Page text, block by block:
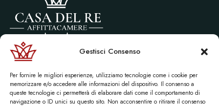
Gestisci Consenso
Per fornire le migliori esperienze, utilizziamo tecnologie come i cookie per
memorizzare e/o accedere alle informazioni del dispositivo. Il consenso a
queste tecnologie ci permetterà di elaborare dati come il comportamento di
navigazione o ID unici su questo sito. Non acconsentire o ritirare il consenso
Via littorio, 10 Castel di Tusa (ME)
© 2026 Affittacamere “Casa del re” | Sito creato da:Maurizio Alfieri